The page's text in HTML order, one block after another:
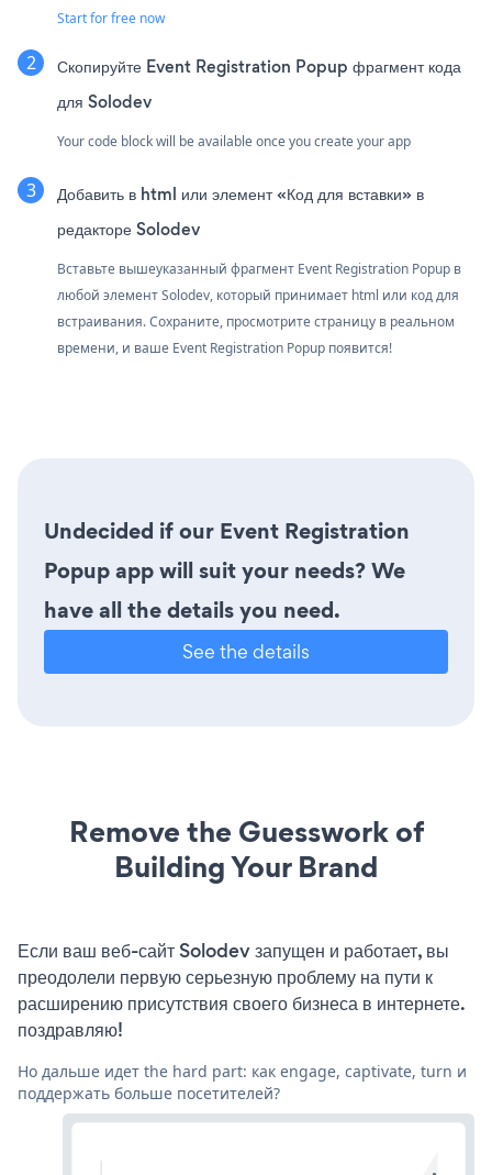
Start for free now
Скопируйте Event Registration Popup фрагмент кода
для Solodev
Your code block will be available once you create your app
Добавить в html или элемент «Код для вставки» в
редакторе Solodev
Вставьте вышеуказанный фрагмент Event Registration Popup в
любой элемент Solodev, который принимает html или код для
встраивания. Сохраните, просмотрите страницу в реальном
времени, и ваше Event Registration Popup появится!
Undecided if our Event Registration
Popup app will suit your needs? We
have all the details you need.
See the details
Remove the Guesswork of
Building Your Brand
Если ваш веб-сайт Solodev запущен и работает, вы
преодолели первую серьезную проблему на пути к
расширению присутствия своего бизнеса в интернете.
поздравляю!
Но дальше идет the hard part: как engage, captivate, turn и
поддержать больше посетителей?